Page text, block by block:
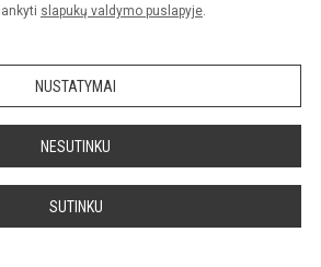
slapukų valdymo puslapyje.
NUSTATYMAI
NESUTINKU
SUTINKU